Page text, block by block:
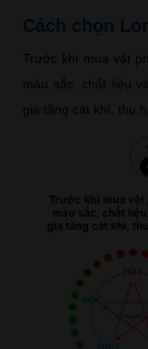
Cách chọn
Trước khi mua vật
màu sắc, chất liệu
gia tăng cát khí, thu